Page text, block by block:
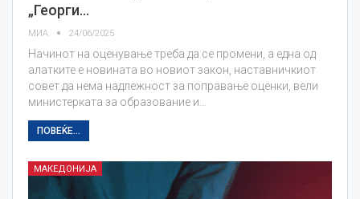
„Георги…
МИА 24/06/2025
Начинот на оценување треба да се промени, а една од
алатките е новината во новиот закон, наставничкиот
совет да нема надлежност за поправање оценки, вели
министерката за образование и…
ПОВЕЌЕ...
МАКЕДОНИЈА